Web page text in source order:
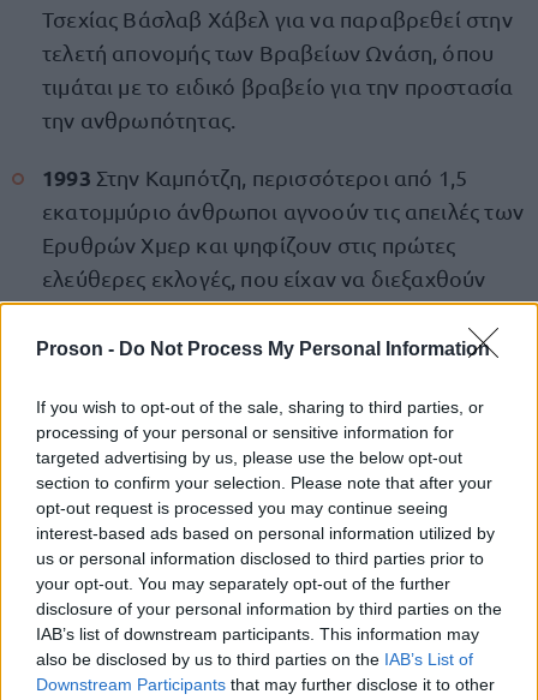
Proson - Do Not Process My Personal Information
If you wish to opt-out of the sale, sharing to third parties, or
processing of your personal or sensitive information for
targeted advertising by us, please use the below opt-out
section to confirm your selection. Please note that after your
opt-out request is processed you may continue seeing
interest-based ads based on personal information utilized by
us or personal information disclosed to third parties prior to
your opt-out. You may separately opt-out of the further
disclosure of your personal information by third parties on the
IAB’s list of downstream participants. This information may
also be disclosed by us to third parties on the IAB’s List of
Downstream Participants that may further disclose it to other
Τσεχίας Βάσλαβ Χάβελ για να παραβρεθεί στην
τελετή απονομής των Βραβείων Ωνάση, όπου
τιμάται με το ειδικό βραβείο για την προστασία
την ανθρωπότητας.
1993 Στην Καμπότζη, περισσότεροι από 1,5
εκατομμύριο άνθρωποι αγνοούν τις απειλές των
Ερυθρών Χμερ και ψηφίζουν στις πρώτες
ελεύθερες εκλογές, που είχαν να διεξαχθούν
στη χώρα περισσότερο από δυο δεκαετίες.
μέσω του ιταλικού επιχειρηματικού ομίλου
Φερούτσι, εγκαινιάζοντας το πρώτο
εργοστάσιο παραγωγής της.
1994Στο Φεστιβάλ Κινηματογράφου των
Κανών, ο Χρυσός Φοίνικας απονέμεται στην
ταινία Pulp Fiction, του Κουέντιν Ταραντίνο.
1995 Ανακοινώνεται επίσημα η κυκλοφορία της
γλώσσας προγραμματισμού Java.